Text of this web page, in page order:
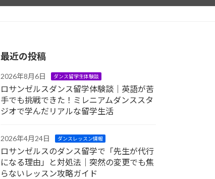
最近の投稿
2026年8月6日 ダンス留学生体験談
ロサンゼルスダンス留学体験談｜英語が苦
手でも挑戦できた！ミレニアムダンススタ
ジオで学んだリアルな留学生活
2026年4月24日 ダンスレッスン情報
ロサンゼルスのダンス留学で「先生が代行
になる理由」と対処法｜突然の変更でも焦
らないレッスン攻略ガイド